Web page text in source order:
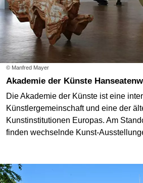
© Manfred Mayer
Akademie der Künste
Die Akademie der Künste ist eine
Künstlergemeinschaft und eine der
Kunstinstitutionen Europas. Am
finden wechselnde Kunst-